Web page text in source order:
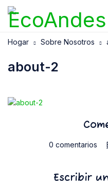
about-2
Hogar Sobre Nosotros
0 comentarios
Escribir